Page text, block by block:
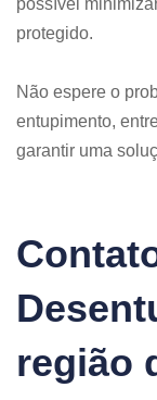
protegido.
Não espere o
entupimento,
garantir uma
região